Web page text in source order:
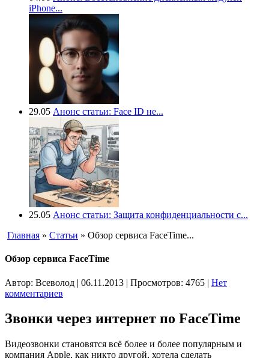
iPhone...
29.05 Анонс статьи: Face ID не...
25.05 Анонс статьи: Защита конфиденциальности с...
Главная » Статьи » Обзор сервиса FaceTime...
Обзор сервиса FaceTime
Автор: Всеволод | 06.11.2013 | Просмотров: 4765 | Нет
комментариев
Звонки через интернет по FaceTime
Видеозвонки становятся всё более и более популярным и
компания Apple, как никто другой, хотела сделать